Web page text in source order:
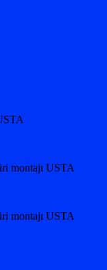
montajı USTA
montajı USTA